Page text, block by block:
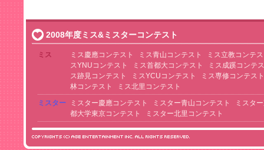
2008年度ミス&ミスターコンテスト
ミス ミス慶應コンテスト ミス青山コンテスト
ミス立教コンテ
スYNUコンテスト
ミス首都大コンテスト
ミス成蹊コンテ
ス跡見コンテスト
ミスYCUコンテスト
ミス専修コンテスト
林コンテスト
ミス北里コンテスト
ミスター
ミスター慶應コンテスト ミスター青山コンテスト
ミスタ
都大学東京コンテスト
ミスター北里コンテスト